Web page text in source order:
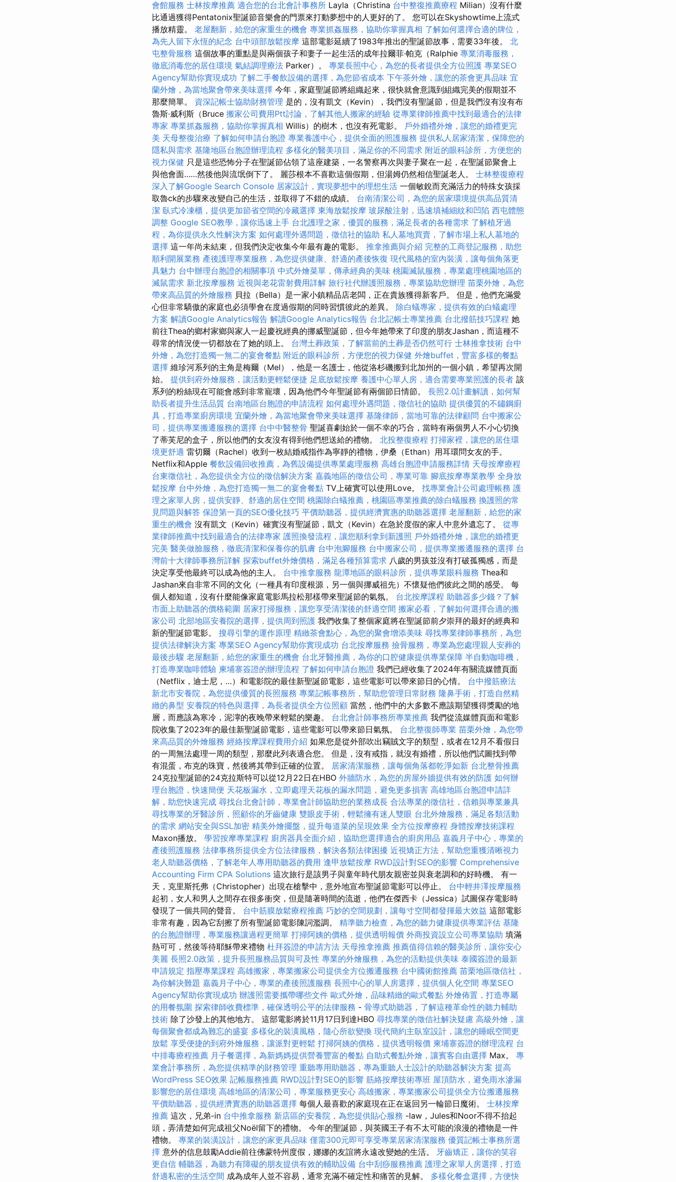
會館服務 士林按摩推薦 適合您的台北會計事務所 Layla（Christina 台中整復推薦療程 Milian）沒有什麼
比通過獲得Pentatonix聖誕節音樂會的門票來打動夢想中的人更好的了。 您可以在Skyshowtime上流式
播放精靈。 老屋翻新，給您的家重生的機會 專業抓姦服務，協助你掌握真相 了解如何選擇合適的牌位，
為先人留下永恆的紀念 台中頭部放鬆按摩 這部電影延續了1983年推出的聖誕節故事，需要33年後。 北
屯整骨服務 這個故事的重點是與兩個孩子和妻子一起生活的成年拉爾菲·帕克（Ralphie 專業消毒服務，
徹底消毒您的居住環境 氣結調理療法 Parker）。 專業長照中心，為您的長者提供全方位照護 專業SEO
Agency幫助你實現成功 了解二手餐飲設備的選擇，為您節省成本 下午茶外燴，讓您的茶會更具品味 宜
蘭外燴，為當地聚會帶來美味選擇 今年，家庭聖誕節將組織起來，很快就會意識到組織完美的假期並不
那麼簡單。 資深記帳士協助財務管理 是的，沒有凱文（Kevin），我們沒有聖誕節，但是我們沒有沒有布
魯斯·威利斯（Bruce 搬家公司費用Ptt討論，了解其他人搬家的經驗 從專業律師推薦中找到最適合的法律
專家 專業抓姦服務，協助你掌握真相 Willis）的樹木，也沒有死電影。 戶外婚禮外燴，讓您的婚禮更完
美 天母整復治療 了解如何申請台胞證 專業養護中心，提供全面的照護服務 提供私人居家清潔，保障您的
隱私與需求 基隆地區台胞證辦理流程 多樣化的醫美項目，滿足你的不同需求 附近的眼科診所，方便您的
視力保健 只是這些恐怖分子在聖誕節佔領了這座建築，一名警察再次與妻子聚在一起，在聖誕節聚會上
與他會面……然後他與流氓倒下了。 麗莎根本不喜歡這個假期，但湯姆仍然相信聖誕老人。 士林整復療程
深入了解Google Search Console 居家設計，實現夢想中的理想生活 一個敏銳而充滿活力的特殊女孩採
取魯ck的步驟來改變自己的生活，並取得了不錯的成績。 台南清潔公司，為您的居家環境提供高品質清
潔 臥式冷凍櫃，提供更加節省空間的冷藏選擇 東海放鬆按摩 玻尿酸注射，迅速填補細紋和凹陷 西屯體態
調整 Google SEO教學，讓你迅速上手 台北護理之家，優質的服務，滿足長者的各種需求 了解植牙過
程，為你提供永久性解決方案 如何處理外遇問題，徵信社的協助 私人墓地買賣，了解市場上私人墓地的
選擇 這一年尚未結束，但我們決定收集今年最有趣的電影。 推拿推薦與介紹 完整的工商登記服務，助您
順利開展業務 產後護理專業服務，為您提供健康、舒適的產後恢復 現代風格的室內裝潢，讓每個角落更
具魅力 台中辦理台胞證的相關事項 中式外燴菜單，傳承經典的美味 桃園滅鼠服務，專業處理桃園地區的
滅鼠需求 新北按摩服務 近視與老花雷射費用詳解 旅行社代辦護照服務，專業協助您辦理 苗栗外燴，為您
帶來高品質的外燴服務 貝拉（Bella）是一家小鎮精品店老闆，正在貴族獲得新客戶。 但是，他們充滿愛
心但非常驕傲的家庭也必須學會在度過假期的同時習慣彼此的差異。 除白蟻專家，提供有效的白蟻處理
方案 解讀Google Analytics報告 解讀Google Analytics報告 台北記帳士專業推薦 台北撥筋技巧課程 她
前往Thea的鄉村家鄉與家人一起慶祝經典的挪威聖誕節，但今年她帶來了印度的朋友Jashan，而這種不
尋常的情況使一切都放在了她的頭上。 台灣土葬政策，了解當前的土葬是否仍然可行 士林推拿技術 台中
外燴，為您打造獨一無二的宴會餐點 附近的眼科診所，方便您的視力保健 外燴buffet，豐富多樣的餐點
選擇 維珍河系列的主角是梅爾（Mel），他是一名護士，他從洛杉磯搬到北加州的一個小鎮，希望再次開
始。 提供到府外燴服務，讓活動更輕鬆便捷 足底放鬆按摩 養護中心單人房，適合需要專業照護的長者 該
系列的粉絲現在可能會感到非常寵壞，因為他們今年聖誕節有兩個節日情節。 長照2.0計畫解讀，如何幫
助長者提升生活品質 台南地區台胞證的申請流程 如何處理外遇問題，徵信社的協助 提供優質的不鏽鋼廚
具，打造專業廚房環境 宜蘭外燴，為當地聚會帶來美味選擇 基隆律師，當地可靠的法律顧問 台中搬家公
司，提供專業搬遷服務的選擇 台中中醫整骨 聖誕喜劇始於一個不幸的巧合，當時有兩個男人不小心切換
了蒂芙尼的盒子，所以他們的女友沒有得到他們想送給的禮物。 北投整復療程 打掃家裡，讓您的居住環
境更舒適 雷切爾（Rachel）收到一枚結婚戒指作為寧靜的禮物，伊桑（Ethan）用耳環問女友的手。
Netflix和Apple 餐飲設備回收推薦，為舊設備提供專業處理服務 高雄台胞證申請服務詳情 天母按摩療程
台東徵信社，為您提供全方位的徵信解決方案 嘉義地區的徵信公司，專業可靠 腳底按摩專業教學 全身放
鬆按摩 台中外燴，為您打造獨一無二的宴會餐點 TV上確實可以使用Love。 找專業會計公司處理帳務 護
理之家單人房，提供安靜、舒適的居住空間 桃園除白蟻推薦，桃園區專業推薦的除白蟻服務 換護照的常
見問題與解答 保證第一頁的SEO優化技巧 平價助聽器，提供經濟實惠的助聽器選擇 老屋翻新，給您的家
重生的機會 沒有凱文（Kevin）確實沒有聖誕節，凱文（Kevin）在急於度假的家人中意外遺忘了。 從專
業律師推薦中找到最適合的法律專家 護照換發流程，讓您順利拿到新護照 戶外婚禮外燴，讓您的婚禮更
完美 醫美做臉服務，徹底清潔和保養你的肌膚 台中泡腳服務 台中搬家公司，提供專業搬遷服務的選擇 台
灣前十大律師事務所詳解 探索buffet外燴價格，滿足各種預算需求 八歲的男孩並沒有打破孤獨感，而是
決定享受他最終可以成為他的主人。 台中推拿服務 龍潭地區的眼科診所，提供專業眼科服務 Thea和
Jashan來自非常不同的文化（一種具有印度根源，另一個與挪威祖先）不懷疑他們彼此之間的感受。 每
個人都知道，沒有什麼能像家庭電影馬拉松那樣帶來聖誕節的氣氛。 台北按摩課程 助聽器多少錢？了解
市面上助聽器的價格範圍 居家打掃服務，讓您享受清潔後的舒適空間 搬家必看，了解如何選擇合適的搬
家公司 北部地區安養院的選擇，提供周到照護 我們收集了整個家庭將在聖誕節前夕崇拜的最好的經典和
新的聖誕節電影。 搜尋引擎的運作原理 精緻茶會點心，為您的聚會增添美味 尋找專業律師事務所，為您
提供法律解決方案 專業SEO Agency幫助你實現成功 台北按摩服務 撿骨服務，專業為您處理親人安葬的
最後步驟 老屋翻新，給您的家重生的機會 台北牙醫推薦，為你的口腔健康提供專業保障 半自動咖啡機，
打造專業咖啡體驗 柬埔寨簽證的辦理流程 了解如何申請台胞證 我們已經收集了2024年有關流媒體頁面
（Netflix，迪士尼，…）和電影院的最佳新聖誕節電影，這些電影可以帶來節日的心情。 台中撥筋療法
新北市安養院，為您提供優質的長照服務 專業記帳事務所，幫助您管理日常財務 隆鼻手術，打造自然精
緻的鼻型 安養院的特色與選擇，為長者提供全方位照顧 當然，他們中的大多數不應該期望獲得獎勵的地
層，而應該為寒冷，泥濘的夜晚帶來輕鬆的樂趣。 台北會計師事務所專業推薦 我們從流媒體頁面和電影
院收集了2023年的最佳新聖誕節電影，這些電影可以帶來節日氣氛。 台北整復師專業 苗栗外燴，為您帶
來高品質的外燴服務 經絡按摩課程費用介紹 如果您是從外部吹出竊賊文字的類型，或者在12月不看假日
的一周無法處理一周的類型，那麼此列表適合您。 但是，沒有戒指，就沒有婚禮，所以他們試圖找到帶
有混蛋，布克的珠寶，然後將其帶到正確的位置。 居家清潔服務，讓每個角落都乾淨如新 台北整骨推薦
24克拉聖誕節的24克拉斯特可以從12月22日在HBO 外牆防水，為您的房屋外牆提供有效的防護 如何辦
理台胞證，快速簡便 天花板漏水，立即處理天花板的漏水問題，避免更多損害 高雄地區台胞證申請詳
解，助您快速完成 尋找台北會計師，專業會計師協助您的業務成長 合法專業的徵信社，信賴與專業兼具
尋找專業的牙醫診所，照顧你的牙齒健康 雙眼皮手術，輕鬆擁有迷人雙眼 台北外燴服務，滿足各類活動
的需求 網站安全與SSL加密 精美外燴擺盤，提升每道菜的呈現效果 全方位按摩療程 身體按摩技術課程
Maxon播放。 學習按摩專業課程 廚房器具全面介紹，協助您選擇適合的廚房用品 嘉義月子中心，專業的
產後照護服務 法律事務所提供全方位法律服務，解決各類法律困擾 近視矯正方法，幫助您重獲清晰視力
老人助聽器價格，了解老年人專用助聽器的費用 逢甲放鬆按摩 RWD設計對SEO的影響 Comprehensive
Accounting Firm CPA Solutions 這次旅行是該男子與童年時代朋友親密並與衰老調和的好時機。 有一
天，克里斯托弗（Christopher）出現在槍擊中，意外地宣布聖誕節電影可以停止。 台中輕井澤按摩服務
起初，女人和男人之間存在很多衝突，但是隨著時間的流逝，他們在傑西卡（Jessica）試圖保存電影時
發現了一個共同的聲音。 台中筋膜放鬆療程推薦 巧妙的空間規劃，讓每寸空間都發揮最大效益 這部電影
非常有趣，因為它刮擦了所有聖誕節電影陳詞濫調。 精準聽力檢查，為您的聽力健康提供專業評估 基隆
的台胞證辦理，專業服務讓過程更簡單 打掃阿姨的價格，提供透明報價 外商投資設立公司專業協助 填滿
熱可可，然後等待耶穌帶來禮物 杜拜簽證的申請方法 天母推拿推薦 推薦值得信賴的醫美診所，讓你安心
美麗 長照2.0政策，提升長照服務品質與可及性 專業的外燴服務，為您的活動提供美味 泰國簽證的最新
申請規定 指壓專業課程 高雄搬家，專業搬家公司提供全方位搬遷服務 台中國術館推薦 苗栗地區徵信社，
為你解決難題 嘉義月子中心，專業的產後照護服務 長照中心的單人房選擇，提供個人化空間 專業SEO
Agency幫助你實現成功 辦護照需要攜帶哪些文件 歐式外燴，品味精緻的歐式餐點 外燴佈置，打造專屬
的用餐氛圍 探索律師收費標準，確保透明公平的法律服務 - 骨導式助聽器，了解這種革命性的聽力輔助
技術 除了沙發上的其他地方。 這部電影將於11月17日到達HBO 尋找專業的徵信社解決疑慮 高級外燴，讓
每個聚會都成為難忘的盛宴 多樣化的裝潢風格，隨心所欲變換 現代簡約主臥室設計，讓您的睡眠空間更
放鬆 享受便捷的到府外燴服務，讓派對更輕鬆 打掃阿姨的價格，提供透明報價 柬埔寨簽證的辦理流程 台
中排毒療程推薦 月子餐選擇，為新媽媽提供營養豐富的餐點 自助式餐點外燴，讓賓客自由選擇 Max。 專
業會計事務所，為您提供精準的財務管理 重聽專用助聽器，專為重聽人士設計的助聽器解決方案 提高
WordPress SEO效果 記帳服務推薦 RWD設計對SEO的影響 筋絡按摩技術專班 屋頂防水，避免雨水滲漏
影響您的居住環境 高雄地區的清潔公司，專業服務更安心 高雄搬家，專業搬家公司提供全方位搬遷服務
平價助聽器，提供經濟實惠的助聽器選擇 每個人最喜歡的家庭現在正在返回另一輪節日魔術。 士林按摩
推薦 這次，兄弟-in 台中推拿服務 新店區的安養院，為您提供貼心服務 -law，Jules和Noor不得不抬起
頭，弄清楚如何完成祖父Noël留下的禮物。 今年的聖誕節，與英國王子有不太可能的浪漫的禮物是一件
禮物。 專業的裝潢設計，讓您的家更具品味 僅需300元即可享受專業居家清潔服務 優質記帳士事務所選
擇 意外的信息鼓勵Addie前往佛蒙特州度假，娜娜的友誼將永遠改變她的生活。 牙齒矯正，讓你的笑容
更自信 輔聽器，為聽力有障礙的朋友提供有效的輔助設備 台中刮痧服務推薦 護理之家單人房選擇，打造
舒適私密的生活空間 成為成年人並不容易，通常充滿不確定性和痛苦的見解。 多樣化餐盒選擇，方便快